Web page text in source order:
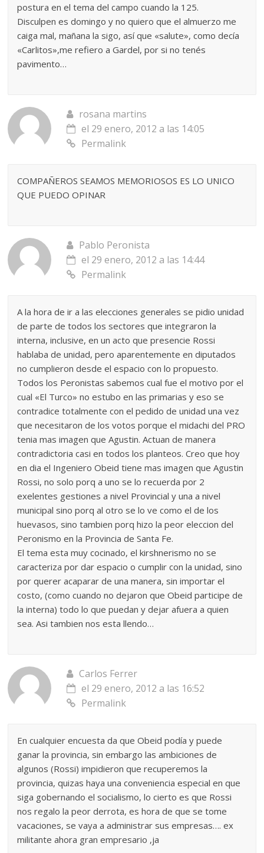
postura en el tema del campo cuando la 125.
Disculpen es domingo y no quiero que el almuerzo me
caiga mal, mañana la sigo, así que «salute», como decía
«Carlitos»,me refiero a Gardel, por si no tenés
pavimento…
rosana martins
el 29 enero, 2012 a las 14:05
Permalink
COMPAÑEROS SEAMOS MEMORIOSOS ES LO UNICO
QUE PUEDO OPINAR
Pablo Peronista
el 29 enero, 2012 a las 14:44
Permalink
A la hora de ir a las elecciones generales se pidio unidad
de parte de todos los sectores que integraron la
interna, inclusive, en un acto que presencie Rossi
hablaba de unidad, pero aparentemente en diputados
no cumplieron desde el espacio con lo propuesto.
Todos los Peronistas sabemos cual fue el motivo por el
cual «El Turco» no estubo en las primarias y eso se
contradice totalmente con el pedido de unidad una vez
que necesitaron de los votos porque el midachi del PRO
tenia mas imagen que Agustin. Actuan de manera
contradictoria casi en todos los planteos. Creo que hoy
en dia el Ingeniero Obeid tiene mas imagen que Agustin
Rossi, no solo porq a uno se lo recuerda por 2
exelentes gestiones a nivel Provincial y una a nivel
municipal sino porq al otro se lo ve como el de los
huevasos, sino tambien porq hizo la peor eleccion del
Peronismo en la Provincia de Santa Fe.
El tema esta muy cocinado, el kirshnerismo no se
caracteriza por dar espacio o cumplir con la unidad, sino
por querer acaparar de una manera, sin importar el
costo, (como cuando no dejaron que Obeid participe de
la interna) todo lo que puedan y dejar afuera a quien
sea. Asi tambien nos esta llendo…
Carlos Ferrer
el 29 enero, 2012 a las 16:52
Permalink
En cualquier encuesta da que Obeid podía y puede
ganar la provincia, sin embargo las ambiciones de
algunos (Rossi) impidieron que recuperemos la
provincia, quizas haya una conveniencia especial en que
siga gobernando el socialismo, lo cierto es que Rossi
nos regalo la peor derrota, es hora de que se tome
vacaciones, se vaya a administrar sus empresas…. ex
militante ahora gran empresario ,ja